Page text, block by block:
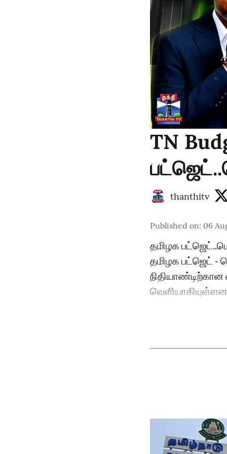
TN
thanthitv
Published on: 06
தமிழக
தமிழக பட்ஜெட் -
நிதியாண்டிற்கான